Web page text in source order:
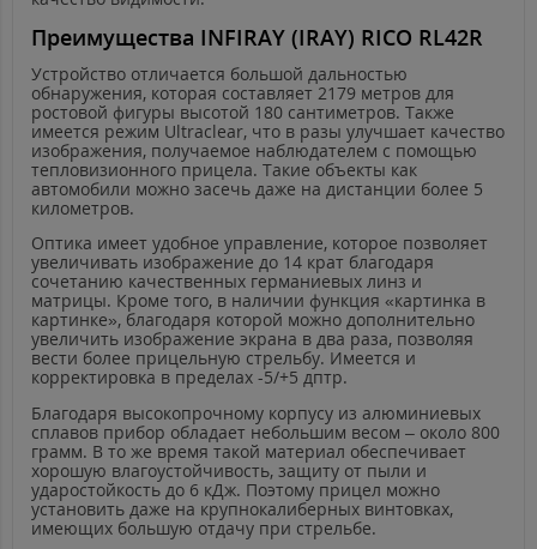
Преимущества INFIRAY (IRAY) RICO RL42R
Устройство отличается большой дальностью
обнаружения, которая составляет 2179 метров для
ростовой фигуры высотой 180 сантиметров. Также
имеется режим Ultraclear, что в разы улучшает качество
изображения, получаемое наблюдателем с помощью
тепловизионного прицела. Такие объекты как
автомобили можно засечь даже на дистанции более 5
километров.
Оптика имеет удобное управление, которое позволяет
увеличивать изображение до 14 крат благодаря
сочетанию качественных германиевых линз и
матрицы. Кроме того, в наличии функция «картинка в
картинке», благодаря которой можно дополнительно
увеличить изображение экрана в два раза, позволяя
вести более прицельную стрельбу. Имеется и
корректировка в пределах -5/+5 дптр.
Благодаря высокопрочному корпусу из алюминиевых
сплавов прибор обладает небольшим весом – около 800
грамм. В то же время такой материал обеспечивает
хорошую влагоустойчивость, защиту от пыли и
ударостойкость до 6 кДж. Поэтому прицел можно
установить даже на крупнокалиберных винтовках,
имеющих большую отдачу при стрельбе.